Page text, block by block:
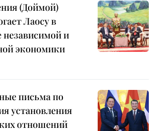
(Доймой)
Лаосу в
независимой и
экономики
письма по
установления
отношений